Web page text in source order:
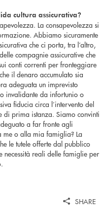
cultura assicurativa?
La consapevolezza si
Abbiamo sicuramente
che ci porta, tra l’altro,
compagnie assicurative che
conti correnti per fronteggiare
il denaro accumulato sia
adeguata un imprevisto
invalidante da infortunio o
fiducia circa l’intervento del
di prima istanza. Siamo convinti
a far fronte agli
me o alla mia famiglia? La
le tutele offerte dal pubblico
necessità reali delle famiglie per
SHARE